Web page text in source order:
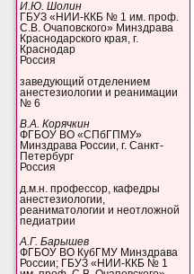
И.Ю. Шолин
ГБУЗ «НИИ-ККБ № 1 им. проф.
С.В. Очаповского» Минздрава
Краснодарского края, г.
Краснодар
Россия
заведующий отделением
анестезиологии и реанимации
№ 6
В.А. Корячкин
ФГБОУ ВО «СПбГПМУ»
Минздрава России, г. Санкт-
Петербург
Россия
д.м.н. профессор, кафедры
анестезиологии,
реаниматологии и неотложной
педиатрии
А.Г. Барышев
ФГБОУ ВО КубГМУ Минздрава
России; ГБУЗ «НИИ-ККБ № 1